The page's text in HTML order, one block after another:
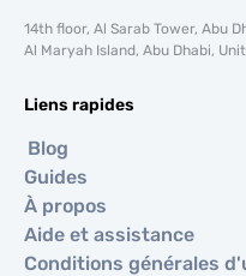
14th floor, Al Sarab Tower, Abu
Al Maryah Island, Abu Dhabi,
Liens rapides
Blog
Guides
À propos
Aide et assistance
Conditions générales